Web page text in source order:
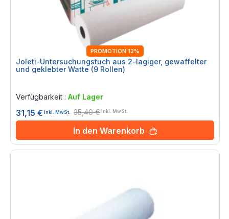
PROMOTION 12%
Joleti-Untersuchungstuch aus 2-lagiger, gewaffelter
und geklebter Watte (9 Rollen)
Verfügbarkeit : Auf Lager
31,15 € inkl. MwSt. 35,40 €inkl. MwSt.
In den Warenkorb